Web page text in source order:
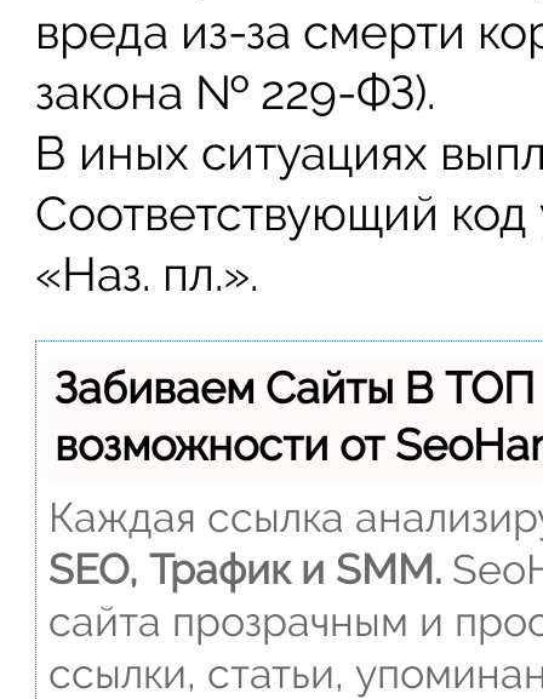
вреда из-за смерти
закона № 229-ФЗ).
В иных ситуациях
Соответствующий код
«Наз. пл.».
Забиваем Сайты В
возможности от
Каждая ссылка
SEO, Трафик и SMM.
сайта прозрачным и
ссылки, статьи,